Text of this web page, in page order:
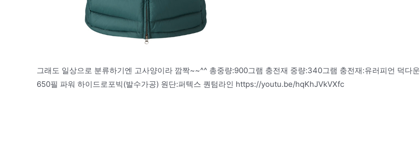
그래도 일상으로 분류하기엔 고사양이라 깜짝~~^^ 총중량:900그램 충전재 중량:340그램 충전재:유러피언 덕다운
650필 파워 하이드로포빅(발수가공) 원단:퍼텍스 퀀텀라인 https://youtu.be/hqKhJVkVXfc